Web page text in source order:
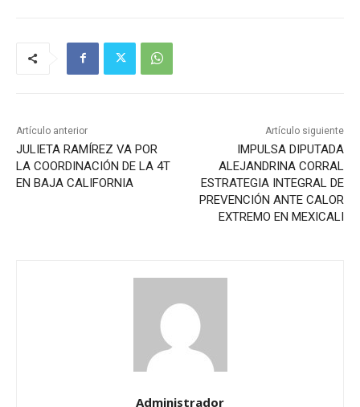
Artículo anterior
JULIETA RAMÍREZ VA POR
LA COORDINACIÓN DE LA 4T
EN BAJA CALIFORNIA
Artículo siguiente
IMPULSA DIPUTADA
ALEJANDRINA CORRAL
ESTRATEGIA INTEGRAL DE
PREVENCIÓN ANTE CALOR
EXTREMO EN MEXICALI
Administrador